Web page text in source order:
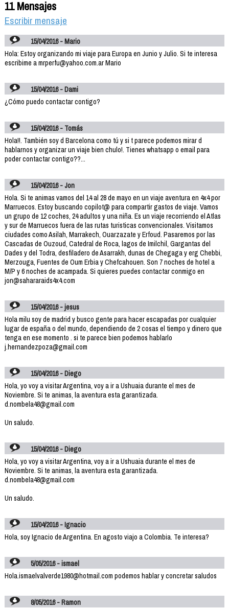
11 Mensajes
Escribir mensaje
15/04/2016 - Mario
Hola: Estoy organizando mi viaje para Europa en Junio y Julio. Si te interesa
escribime a mrperfu@yahoo.com.ar Mario
15/04/2016 - Dami
¿Cómo puedo contactar contigo?
15/04/2016 - Tomás
Hola!!. También soy d Barcelona como tú y si t parece podemos mirar d
hablarnos y organizar un viaje bien chulo!. Tienes whatsapp o email para
poder contactar contigo??...
15/04/2016 - Jon
Hola. Si te animas vamos del 14 al 28 de mayo en un viaje aventura en 4x4 por
Marruecos. Estoy buscando copilot@ para compartir gastos de viaje. Vamos
un grupo de 12 coches, 24 adultos y una niña. Es un viaje recorriendo el Atlas
y sur de Marruecos fuera de las rutas turisticas convencionales. Visitamos
ciudades como Asilah, Marrakech, Ouarzazate y Erfoud. Pasaremos por las
Cascadas de Ouzoud, Catedral de Roca, lagos de Imilchil, Gargantas del
Dades y del Todra, desfiladero de Asarrakh, dunas de Chegaga y erg Chebbi,
Merzouga, Fuentes de Oum Erbia y Chefcahouen. Son 7 noches de hotel a
M/P y 6 noches de acampada. Si quieres puedes contactar conmigo en
jon@sahararaids4x4.com
15/04/2016 - jesus
Hola milu soy de madrid y busco gente para hacer escapadas por cualquier
lugar de españa o del mundo, dependiendo de 2 cosas el tiempo y dinero que
tenga en ese momento . si te parece bien podemos hablarlo
j.hernandezpoza@gmail.com
15/04/2016 - Diego
Hola, yo voy a visitar Argentina, voy a ir a Ushuaia durante el mes de
Noviembre. Si te animas, la aventura esta garantizada.
d.nombela48@gmail.com
Un saludo.
15/04/2016 - Diego
Hola, yo voy a visitar Argentina, voy a ir a Ushuaia durante el mes de
Noviembre. Si te animas, la aventura esta garantizada.
d.nombela48@gmail.com
Un saludo.
15/04/2016 - Ignacio
Hola, soy Ignacio de Argentina. En agosto viajo a Colombia. Te interesa?
5/05/2016 - ismael
Hola.ismaelvalverde1980@hotmail.com podemos hablar y concretar saludos
8/05/2016 - Ramon